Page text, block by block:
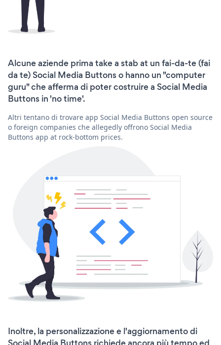
Alcune aziende prima take a stab at un fai-da-te (fai
da te) Social Media Buttons o hanno un "computer
guru" che afferma di poter costruire a Social Media
Buttons in 'no time'.
Altri tentano di trovare app Social Media Buttons open source
o foreign companies che allegedly offrono Social Media
Buttons app at rock-bottom prices.
Inoltre, la personalizzazione e l'aggiornamento di